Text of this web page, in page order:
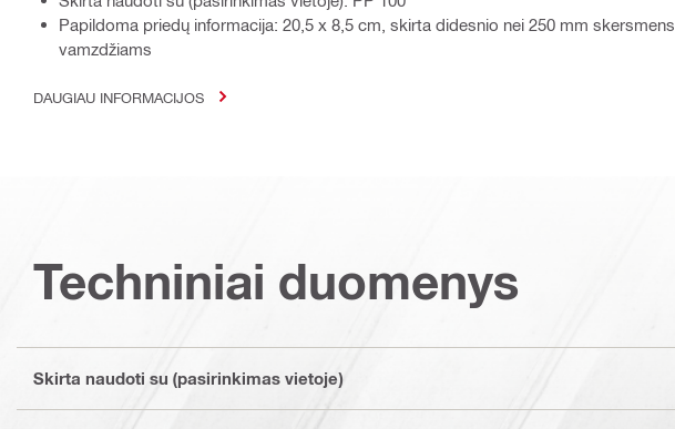
Papildoma priedų informacija: 20,5 x 8,5 cm, skirta didesnio nei 250 mm skersmens
vamzdžiams
DAUGIAU INFORMACIJOS
Techniniai duomenys
Skirta naudoti su (pasirinkimas vietoje)